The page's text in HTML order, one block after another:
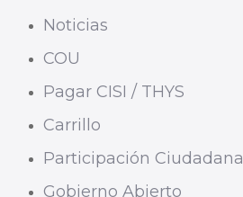
Noticias
COU
Pagar CISI / THYS
Carrillo
Participación Ciudadana
Gobierno Abierto